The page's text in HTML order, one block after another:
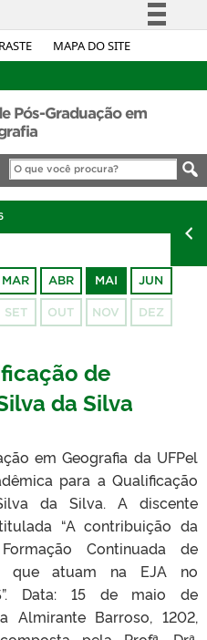
MAPA DO SITE
Simplifique!
Acesso à informação
Legislação
Canais
Pós-Graduação em
MAR ABR MAI JUN
SET OUT NOV DEZ
de
da Silva
em Geografia da UFPel
para a Qualificação
da Silva. A discente
“A contribuição da
Continuada de
que atuam na EJA no
Data: 15 de maio de
Almirante Barroso, 1202,